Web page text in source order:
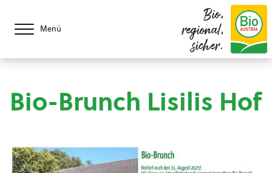
Menü
Bio,
regional,
sicher.
Bio-Brunch Lisilis Hof